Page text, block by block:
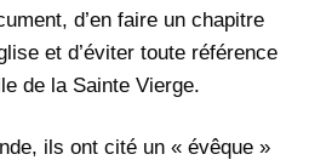
d’en faire un chapitre
et d’éviter toute référence
de la Sainte Vierge.
ils ont cité un « évêque »